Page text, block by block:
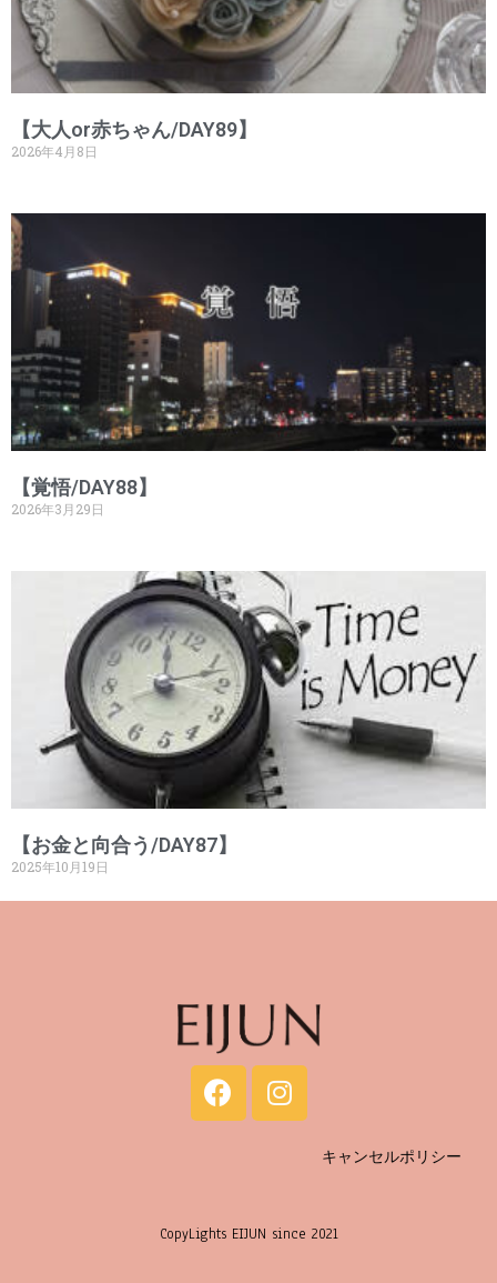
【大人or赤ちゃん/DAY89】
2026年4月8日
【覚悟/DAY88】
2026年3月29日
【お金と向合う/DAY87】
2025年10月19日
キャンセルポリシー
CopyLights EIJUN since 2021